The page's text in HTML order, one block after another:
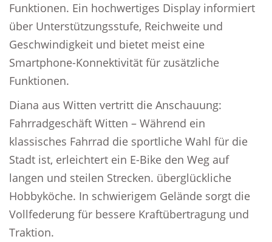
Funktionen. Ein hochwertiges Display informiert
über Unterstützungsstufe, Reichweite und
Geschwindigkeit und bietet meist eine
Smartphone-Konnektivität für zusätzliche
Funktionen.
Diana aus Witten vertritt die Anschauung:
Fahrradgeschäft Witten – Während ein
klassisches Fahrrad die sportliche Wahl für die
Stadt ist, erleichtert ein E-Bike den Weg auf
langen und steilen Strecken. überglückliche
Hobbyköche. In schwierigem Gelände sorgt die
Vollfederung für bessere Kraftübertragung und
Traktion.